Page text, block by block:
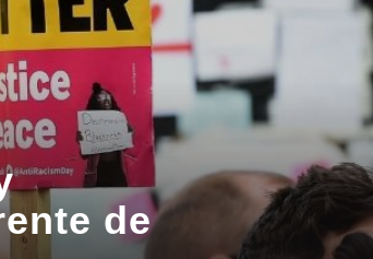
de